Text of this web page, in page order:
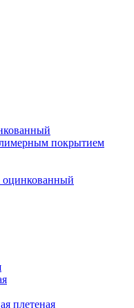
покрытием
плетеная